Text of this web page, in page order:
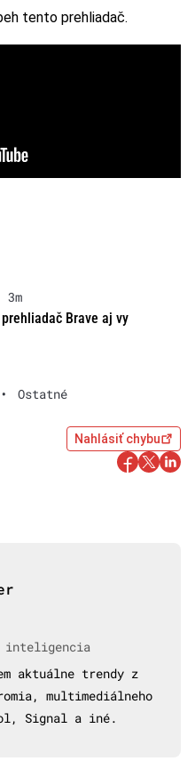
tento prehliadač.
3m
Brave aj vy
• Ostatné
Nahlásiť chybu
inteligencia
aktuálne trendy z
multimediálneho
Signal a iné.